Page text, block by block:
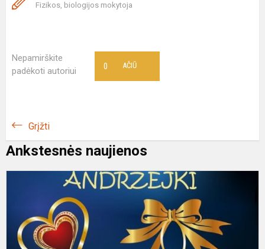
Fizikos, biologijos mokytoja
Nepamirškite
padėkoti autoriui
AČIŪ
0
Grįžti
Ankstesnės naujienos